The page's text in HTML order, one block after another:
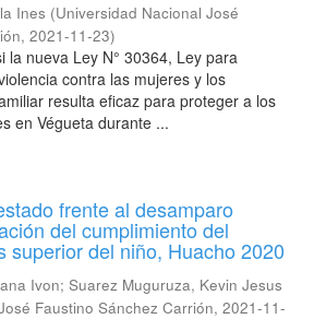
Ines (Universidad Nacional José
, 2021-11-23)
la nueva Ley N° 30364, Ley para
contra las mujeres y los
resulta eficaz para proteger a los
en Végueta durante ...
frente al desamparo
del cumplimiento del
superior del niño, Huacho 2020
Ivon; Suarez Muguruza, Kevin Jesus
Faustino Sánchez Carrión, 2021-11-